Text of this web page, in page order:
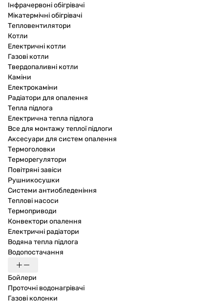
Інфрачервоні обігрівачі
Мікатермічні обігрівачі
Тепловентилятори
Котли
Електричні котли
Газові котли
Твердопаливні котли
Каміни
Електрокаміни
Радіатори для опалення
Тепла підлога
Електрична тепла підлога
Все для монтажу теплої підлоги
Аксесуари для систем опалення
Термоголовки
Терморегулятори
Повітряні завіси
Рушникосушки
Системи антиобледеніння
Теплові насоси
Термоприводи
Конвектори опалення
Електричні радіатори
Водяна тепла підлога
Водопостачання
Бойлери
Проточні водонагрівачі
Газові колонки